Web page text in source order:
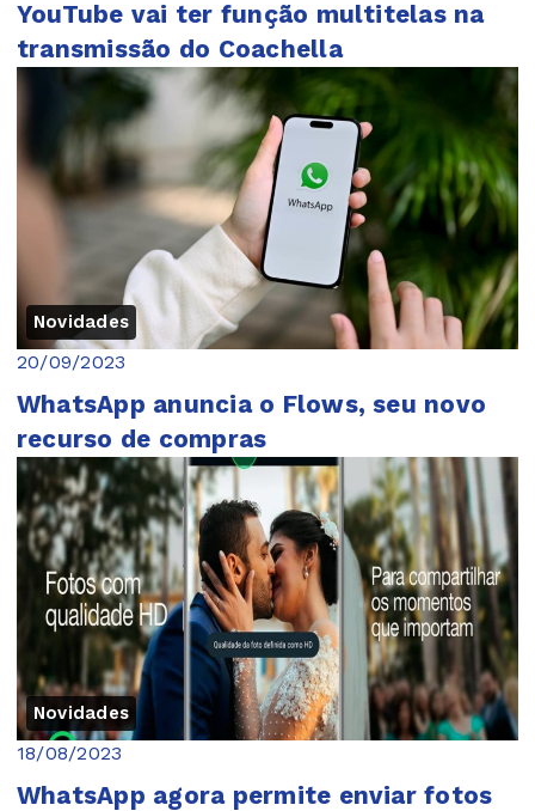
YouTube vai ter função multitelas na
transmissão do Coachella
Novidades
20/09/2023
WhatsApp anuncia o Flows, seu novo
recurso de compras
Novidades
18/08/2023
WhatsApp agora permite enviar fotos